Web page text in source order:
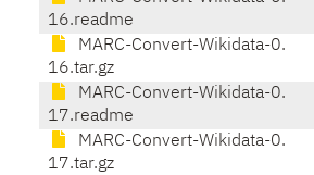
16.readme
MARC-Convert-Wikidata-0.
16.tar.gz
MARC-Convert-Wikidata-0.
17.readme
MARC-Convert-Wikidata-0.
17.tar.gz